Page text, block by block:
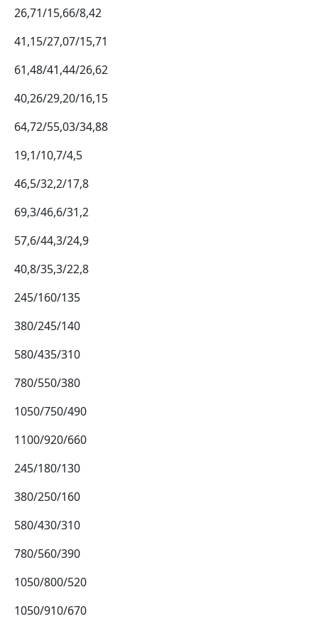
26,71/15,66/8,42
41,15/27,07/15,71
61,48/41,44/26,62
40,26/29,20/16,15
64,72/55,03/34,88
19,1/10,7/4,5
46,5/32,2/17,8
69,3/46,6/31,2
57,6/44,3/24,9
40,8/35,3/22,8
245/160/135
380/245/140
580/435/310
780/550/380
1050/750/490
1100/920/660
245/180/130
380/250/160
580/430/310
780/560/390
1050/800/520
1050/910/670